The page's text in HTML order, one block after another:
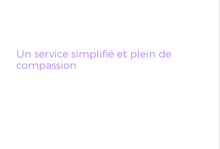
Un service simplifié et plein de
compassion